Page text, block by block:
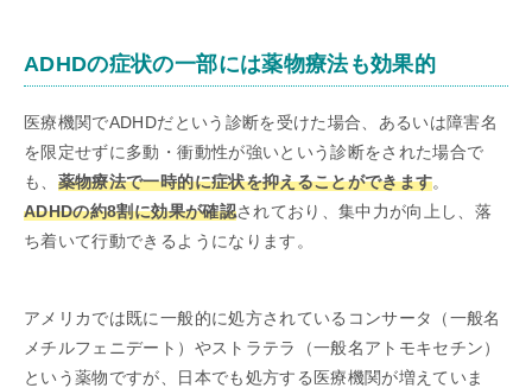
ADHDの症状の一部には薬物療法も効果的
医療機関でADHDだという診断を受けた場合、あるいは障害名
を限定せずに多動・衝動性が強いという診断をされた場合で
も、 薬物療法で一時的に症状を抑えることができます。
ADHDの約8割に効果が確認されており、集中力が向上し、落
ち着いて行動できるようになります。
アメリカでは既に一般的に処方されているコンサータ（一般名
メチルフェニデート）やストラテラ（一般名アトモキセチン）
という薬物ですが、日本でも処方する医療機関が増えていま